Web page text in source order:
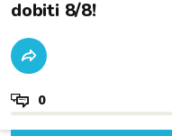
dobiti 8/8!
0